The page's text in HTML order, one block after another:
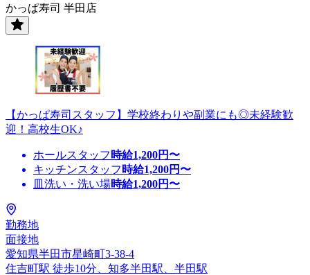
かっぱ寿司 半田店
【かっぱ寿司スタッフ】学校終わりや副業にも◎未経験歓
迎！高校生OK♪
ホールスタッフ 時給1,200円〜
キッチンスタッフ 時給1,200円〜
皿洗い・洗い場時給1,200円〜
勤務地
面接地
愛知県半田市星崎町3-38-4
住吉町駅 徒歩10分、知多半田駅、半田駅